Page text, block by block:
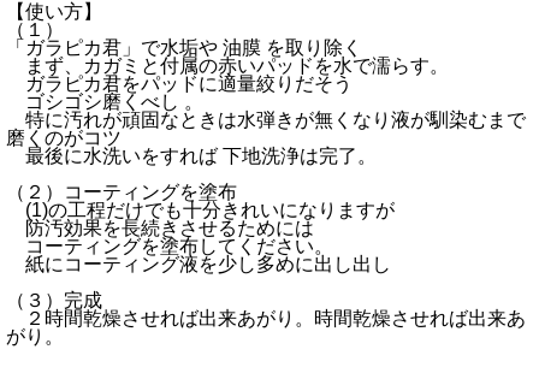
【使い方】
（１）
「ガラピカ君」で水垢や 油膜 を取り除く
まず、カガミと付属の赤いパッドを水で濡らす。
ガラピカ君をパッドに適量絞りだそう
ゴシゴシ磨くべし 。
特に汚れが頑固なときは水弾きが無くなり液が馴染むまで
磨くのがコツ
最後に水洗いをすれば 下地洗浄は完了。
（２）コーティングを塗布
(1)の工程だけでも十分きれいになりますが
防汚効果を長続きさせるためには
コーティングを塗布してください。
紙にコーティング液を少し多めに出し出し
（３）完成
２時間乾燥させれば出来あがり。時間乾燥させれば出来あ
がり。